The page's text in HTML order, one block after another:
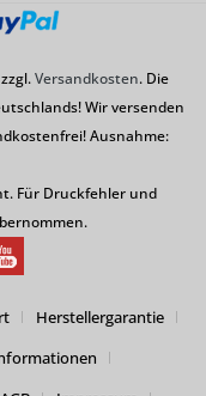
Versandkosten. Die
Wir versenden
Ausnahme:
Für Druckfehler und
Herstellergarantie